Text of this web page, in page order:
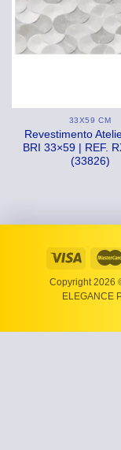
33X59 CM
Revestimento
BRI 33×59 | REF.
(33826)
Copyright 2026
ELEGANCE